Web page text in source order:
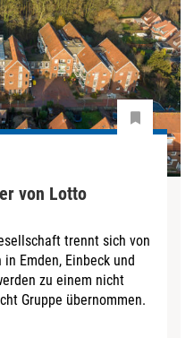
von Lotto
trennt sich von
Emden, Einbeck und
zu einem nicht
Gruppe übernommen.